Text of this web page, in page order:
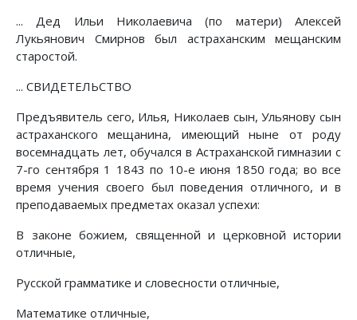
... Дед Ильи Николаевича (по матери) Алексей
Лукьянович Смирнов был астраханским мещанским
старостой.
... СВИДЕТЕЛЬСТВО
Предъявитель сего, Илья, Николаев сын, Ульянову сын
астраханского мещанина, имеющий ныне от роду
восемнадцать лет, обучался в Астраханской гимназии с
7-го сентября 1 1843 по 10-е июня 1850 года; во все
время учения своего был поведения отличного, и в
преподаваемых предметах оказал успехи:
В законе божием, священной и церковной истории
отличные,
Русской грамматике и словесности отличные,
Математике отличные,